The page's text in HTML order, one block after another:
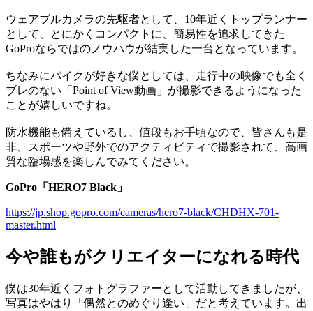
ウェアブルカメラの先駆者として、10年近くトップランナー
として、とにかくコンパクトに、簡易性を追求してきた
GoProならではのノウハウが結実した一台となっています。
ちなみにバイクが好きな僕としては、走行中の映像でも全く
ブレのない「Point of View動画」が撮影できるようになった
ことが嬉しいですね。
防水機能も備えているし、値段もお手頃なので、皆さんも是
非、スポーツや野外でのアクティビティで撮影されて、高画
質な臨場感を楽しんでみてください。
GoPro「HERO7 Black」
https://jp.shop.gopro.com/cameras/hero7-black/CHDHX-701-
master.html
今や誰もがクリエイターになれる時代
僕は30年近くフォトグラファーとして活動してきましたが、
写真はやはり「偶然とのめぐり逢い」だと考えています。出